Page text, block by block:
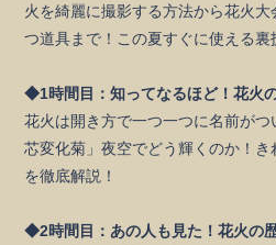
火を綺麗に撮影する方法から花火
つ道具まで！この夏すぐに使える裏
◆1時間目：知ってなるほど！花火
花火は開き方で一つ一つに名前が
芯変化菊」夜空でどう輝くのか！
を徹底解説！
◆2時間目：あの人も見た！花火の